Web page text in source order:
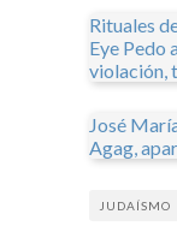
Rituales
Eye Pedo
violación,
José
Agag,
JUDAÍSMO